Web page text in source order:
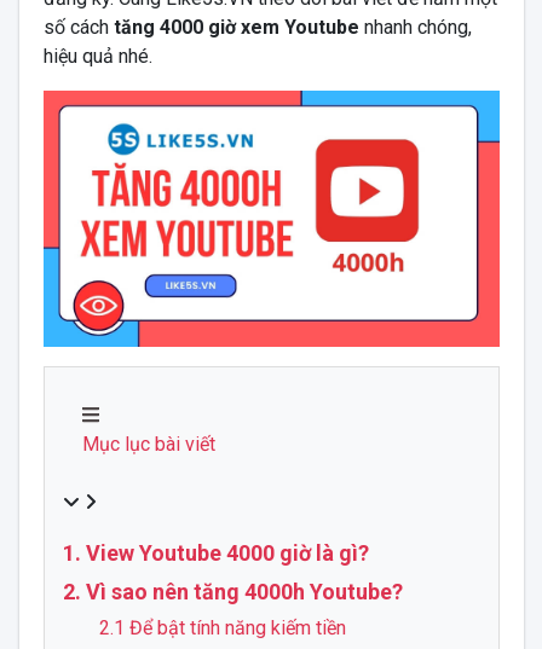
số cách tăng 4000 giờ xem Youtube nhanh chóng,
hiệu quả nhé.
Mục lục bài viết
1. View Youtube 4000 giờ là gì?
2. Vì sao nên tăng 4000h Youtube?
2.1 Để bật tính năng kiếm tiền